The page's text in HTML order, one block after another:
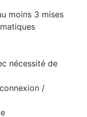
moins 3 mises
nécessité de
/